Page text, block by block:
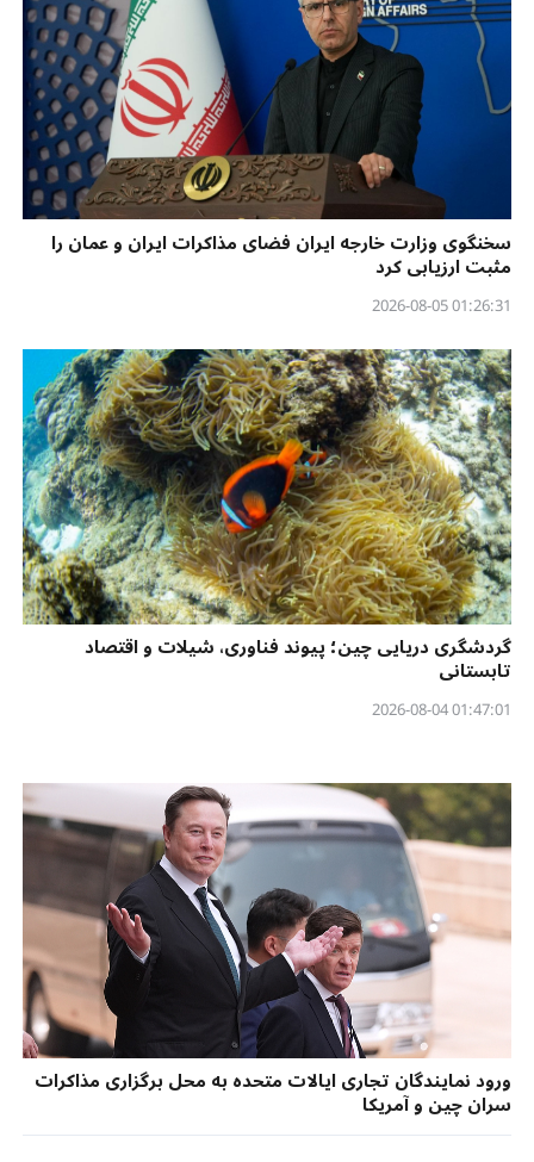
سخنگوی وزارت خارجه ایران فضای مذاکرات ایران و عمان را
مثبت ارزیابی کرد
01:26:31 2026-08-05
گردشگری دریایی چین؛ پیوند فناوری، شیلات و اقتصاد
تابستانی
01:47:01 2026-08-04
ورود نمایندگان تجاری ایالات متحده به محل برگزاری مذاکرات
سران چین و آمریکا